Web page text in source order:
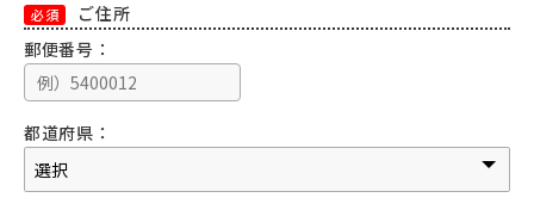
必須
ご住所
郵便番号：
都道府県：